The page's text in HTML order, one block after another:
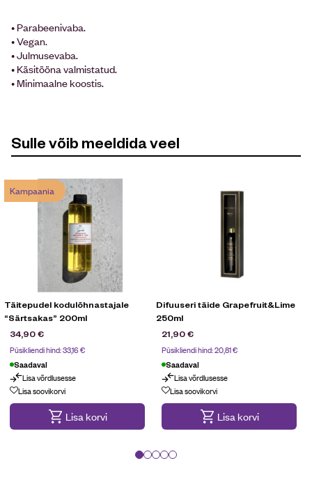
• Parabeenivaba.
• Vegan.
• Julmusevaba.
• Käsitööna valmistatud.
• Minimaalne koostis.
Sulle võib meeldida veel
Kampaania
Täitepudel kodulõhnastajale
“Särtsakas” 200ml
34,90€
Püsikliendi hind:33,16€
Saadaval
Kampaania
Lisa võrdlusesse
Lisa soovikorvi
Lisa korvi
Difuuseri täide Grapefruit&Lime
250ml
21,90€
Püsikliendi hind:20,81€
Saadaval
Lisa võrdlusesse
Lisa soovikorvi
Lisa korvi